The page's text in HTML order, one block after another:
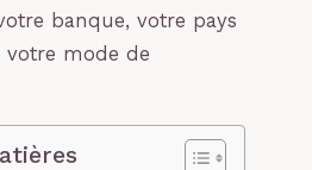
banque, votre pays
votre mode de